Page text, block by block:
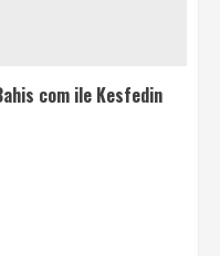
com ile Kesfedin